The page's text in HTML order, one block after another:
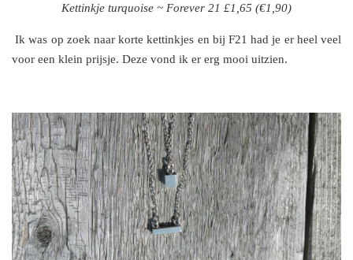
Kettinkje turquoise ~ Forever 21 £1,65 (€1,90)
Ik was op zoek naar korte kettinkjes en bij F21 had je er heel veel
voor een klein prijsje. Deze vond ik er erg mooi uitzien.